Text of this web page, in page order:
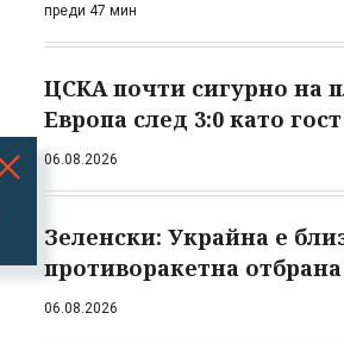
преди 47 мин
ЦСКА почти сигурно на
Европа след 3:0 като
06.08.2026
Зеленски: Украйна е
противоракетна отбрана
06.08.2026